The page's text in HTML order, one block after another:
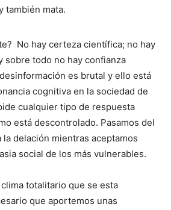
también mata.
No hay certeza científica; no hay
sobre todo no hay confianza
es brutal y ello está
cognitiva en la sociedad de
cualquier tipo de respuesta
está descontrolado. Pasamos del
la delación mientras aceptamos
social de los más vulnerables.
totalitario que se esta
que aportemos unas